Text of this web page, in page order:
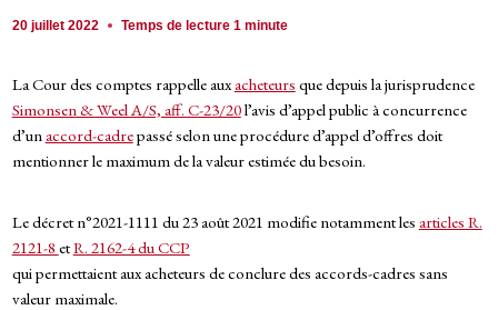
20 juillet 2022 Temps de lecture1 minute
La Cour des comptes rappelle auxacheteurs que depuis la jurisprudence
Simonsen & Weel A/S, aff. C-23/20l’avis d’appel public à concurrence
d’unaccord-cadrepassé selon une procédure d’appel d’offres doit
mentionner le maximum de la valeur estimée du besoin.
Le décret n°2021-1111 du 23 août 2021 modifie notamment les articles R.
2121-8 etR. 2162-4 du CCP
qui permettaient aux acheteurs de conclure des accords-cadres sans
valeur maximale.